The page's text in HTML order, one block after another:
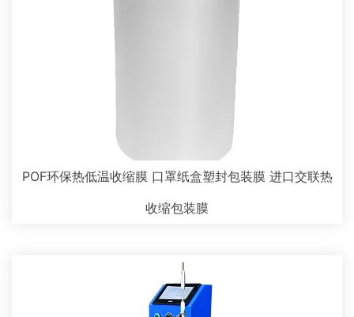
POF环保热低温收缩膜 口罩纸盒塑封包装膜 进口交联热
收缩包装膜